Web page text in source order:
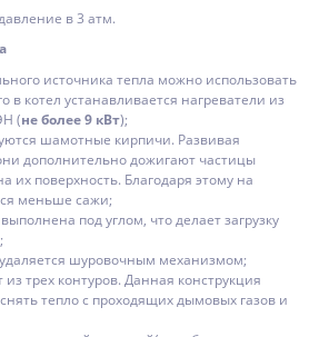
в 3 атм.
источника тепла можно использовать
в котел устанавливается нагреватели из
(не более 9 кВт);
шамотные кирпичи. Развивая
дополнительно дожигают частицы
их поверхность. Благодаря этому на
меньше сажи;
под углом, что делает загрузку
шуровочным механизмом;
трех контуров. Данная конструкция
тепло с проходящих дымовых газов и